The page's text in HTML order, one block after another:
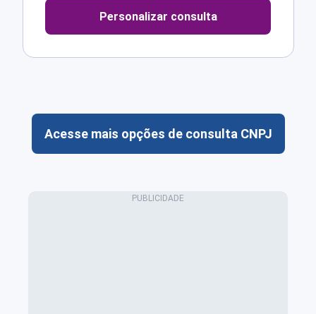
Personalizar consulta
Acesse mais opções de consulta CNPJ